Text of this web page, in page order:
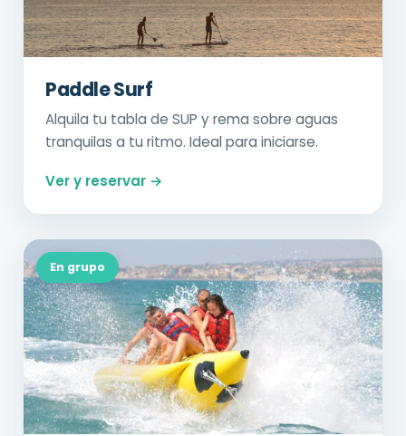
Paddle Surf
Alquila tu tabla de SUP y rema sobre aguas
tranquilas a tu ritmo. Ideal para iniciarse.
Ver y reservar →
En grupo